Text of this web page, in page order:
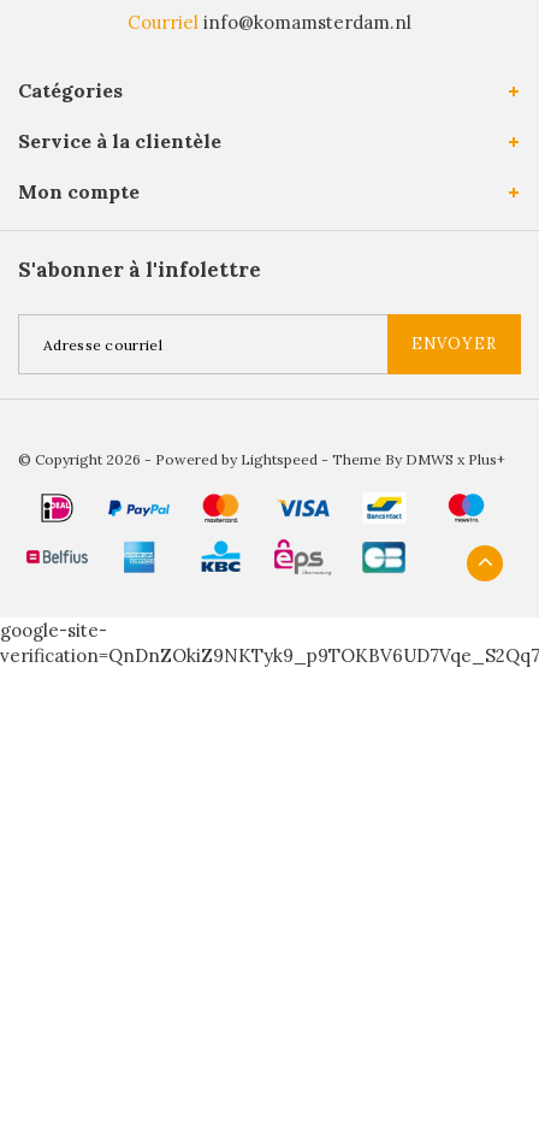
Courriel info@komamsterdam.nl
Catégories
Service à la clientèle
Mon compte
S'abonner à l'infolettre
ENVOYER
© Copyright 2026 - Powered by Lightspeed - Theme By DMWS x Plus+
google-site-